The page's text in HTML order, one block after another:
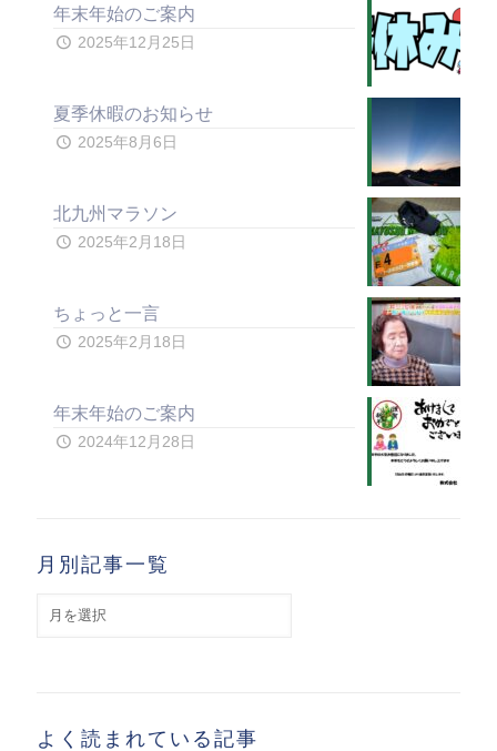
年末年始のご案内
2025年12月25日
夏季休暇のお知らせ
2025年8月6日
北九州マラソン
2025年2月18日
ちょっと一言
2025年2月18日
年末年始のご案内
2024年12月28日
月別記事一覧
よく読まれている記事